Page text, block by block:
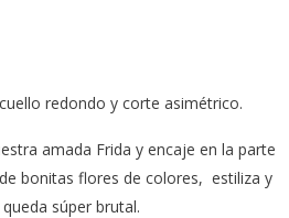
redondo y corte asimétrico.
amada Frida y encaje en la parte
bonitas flores de colores, estiliza y
súper brutal.